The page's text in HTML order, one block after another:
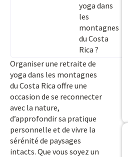
yoga dans
les
montagnes
du Costa
Rica ?
Organiser une retraite de
yoga dans les montagnes
du Costa Rica offre une
occasion de se reconnecter
avec la nature,
d’approfondir sa pratique
personnelle et de vivre la
sérénité de paysages
intacts. Que vous soyez un